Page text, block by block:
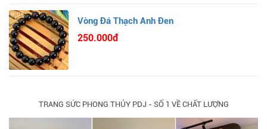
Vòng Đá Thạch Anh Đen
250.000đ
TRANG SỨC PHONG THỦY PDJ - SỐ 1 VỀ CHẤT LƯỢNG